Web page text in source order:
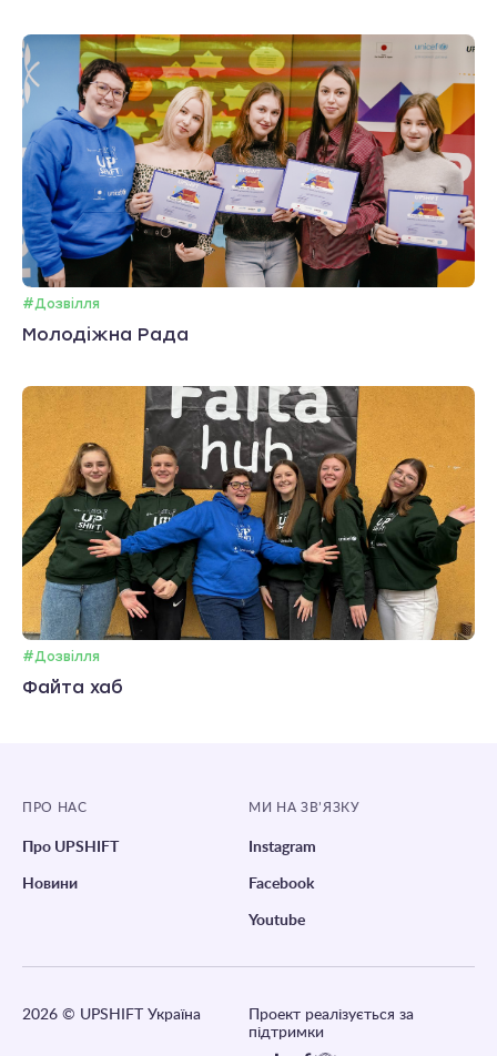
#Дозвілля
Молодіжна Рада
#Дозвілля
Файта хаб
ПРО НАС
Про UPSHIFT
Новини
МИ НА ЗВ’ЯЗКУ
Instagram
Facebook
Youtube
2026 © UPSHIFT Україна
Проект реалізується за
підтримки